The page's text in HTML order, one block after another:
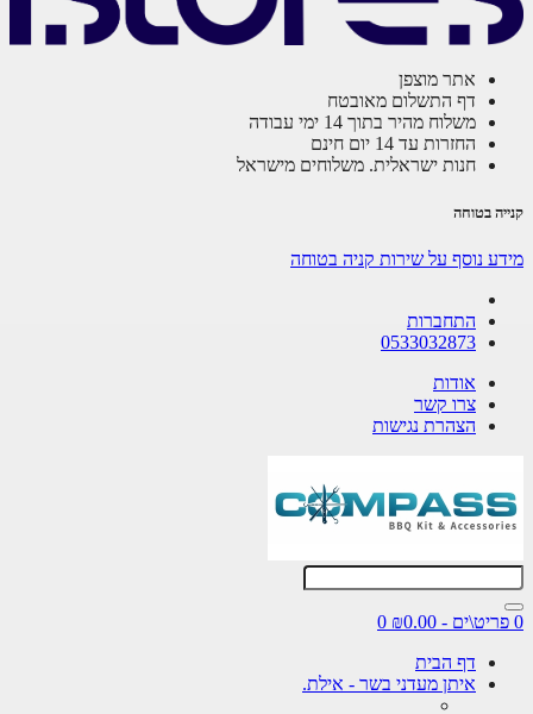
אתר מוצפן
דף התשלום מאובטח
משלוח מהיר בתוך 14 ימי עבודה
החזרות עד 14 יום חינם
חנות ישראלית. משלוחים מישראל
בטוחה
נוסף על שירות קניה בטוחה
התחברות
0533032873
אודות
צרו קשר
הצהרת נגישות
0
דף הבית
איתן מעדני בשר - אילת.